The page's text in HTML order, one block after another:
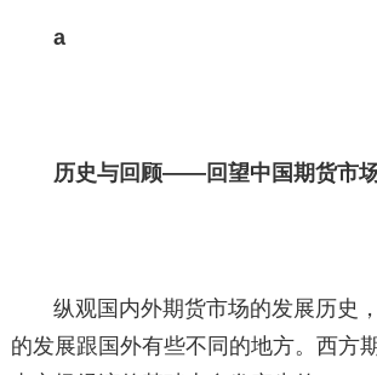
a
历史与回顾——回望中国期货市
纵观国内外期货市场的发展历史
的发展跟国外有些不同的地方。西方